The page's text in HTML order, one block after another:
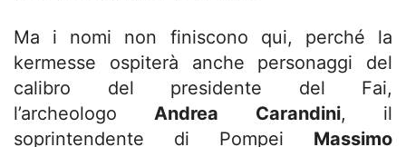
Ma i nomi non finiscono qui, perché la
kermesse ospiterà anche personaggi del
calibro del presidente del Fai,
l’archeologoAndrea Carandini, il
soprintendente di Pompei Massimo